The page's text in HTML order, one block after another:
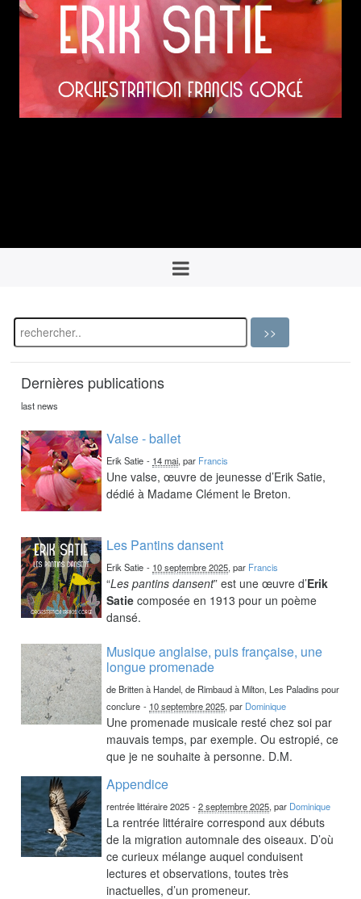
Dernières publications
last news
Valse - ballet
Erik Satie - 14 mai, par Francis
Une valse, œuvre de jeunesse d’Erik Satie,
dédié à Madame Clément le Breton.
Les Pantins dansent
Erik Satie - 10 septembre 2025, par Francis
“Les pantins dansent” est une œuvre d’Erik
Satie composée en 1913 pour un poème
dansé.
Musique anglaise, puis française, une
longue promenade
de Britten à Handel, de Rimbaud à Milton, Les Paladins pour
conclure - 10 septembre 2025, par Dominique
Une promenade musicale resté chez soi par
mauvais temps, par exemple. Ou estropié, ce
que je ne souhaite à personne. D.M.
Appendice
rentrée littéraire 2025 -2 septembre 2025, par Dominique
La rentrée littéraire correspond aux débuts
de la migration automnale des oiseaux. D’où
ce curieux mélange auquel conduisent
lectures et observations, toutes très
inactuelles, d’un promeneur.